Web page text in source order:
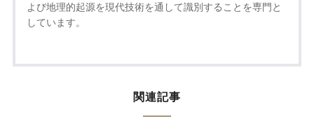
よび地理的起源を現代技術を通して識別することを専門と
しています。
関連記事